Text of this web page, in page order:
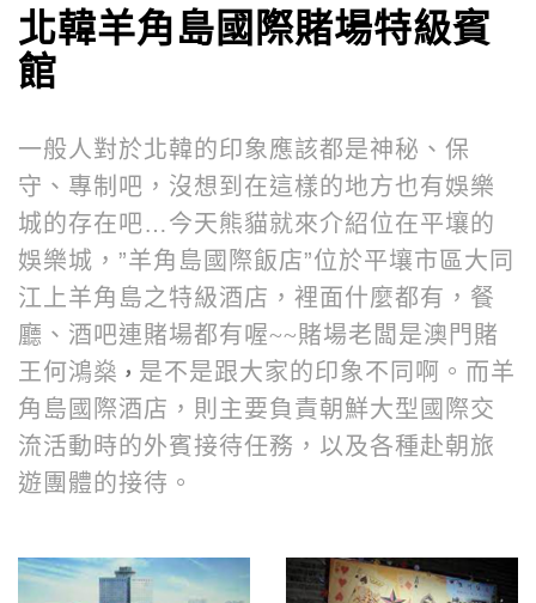
北韓羊角島國際賭場特級賓
館
一般人對於北韓的印象應該都是神秘、保
守、專制吧，沒想到在這樣的地方也有娛樂
城的存在吧…今天熊貓就來介紹位在平壤的
娛樂城，”羊角島國際飯店”位於平壤市區大同
江上羊角島之特級酒店，裡面什麼都有，餐
廳、酒吧連賭場都有喔~~賭場老闆是澳門賭
王何鴻燊 ， 是不是跟大家的印象不同啊。而羊
角島國際酒店，則主要負責朝鮮大型國際交
流活動時的外賓接待任務，以及各種赴朝旅
遊團體的接待。